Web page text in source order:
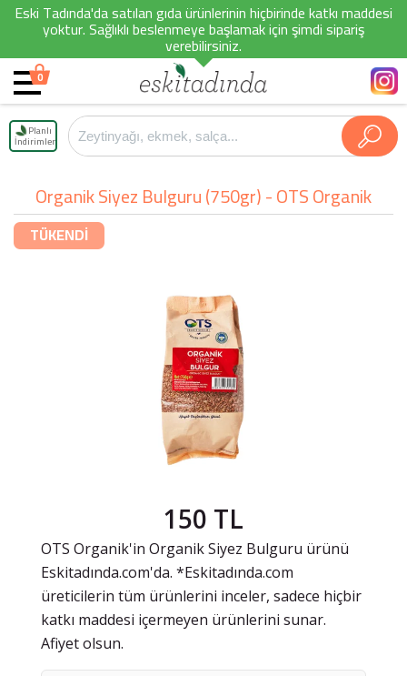
Eski Tadında'da satılan gıda ürünlerinin hiçbirinde katkı maddesi
yoktur. Sağlıklı beslenmeye başlamak için şimdi sipariş
verebilirsiniz.
0
Planlı
İndirimler
Organik Siyez Bulguru (750gr) - OTS Organik
TÜKENDİ
150 TL
OTS Organik'in Organik Siyez Bulguru ürünü
Eskitadında.com'da. *Eskitadında.com
üreticilerin tüm ürünlerini inceler, sadece hiçbir
katkı maddesi içermeyen ürünlerini sunar.
Afiyet olsun.